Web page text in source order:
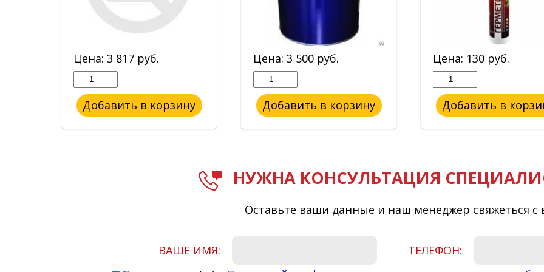
Цена: 3 817 руб.
Добавить в корзину
Цена: 3 500 руб.
Добавить в корзину
Цена: 130 руб.
Добавить в
НУЖНА КОНСУЛЬТАЦИЯ
Оставьте ваши данные и наш менеджер свяжеться с
ВАШЕ ИМЯ:
ТЕЛЕФОН: